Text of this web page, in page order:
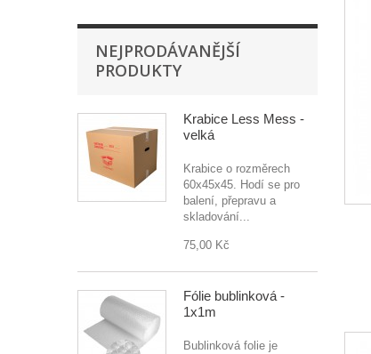
NEJPRODÁVANĚJŠÍ
PRODUKTY
Krabice Less Mess -
velká
Krabice o rozměrech
60x45x45. Hodí se pro
balení, přepravu a
skladování...
75,00 Kč
Fólie bublinková -
1x1m
Bublinková folie je